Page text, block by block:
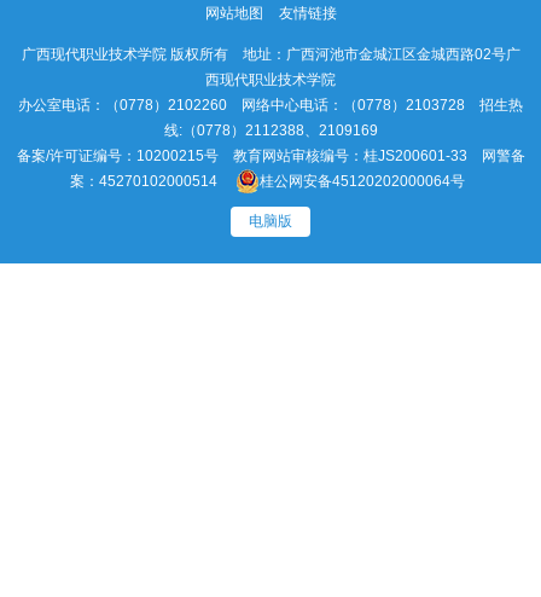
网站地图 友情链接
广西现代职业技术学院 版权所有 地址：广西河池市金城江区金城西路02号广
西现代职业技术学院
办公室电话：（0778）2102260 网络中心电话：（0778）2103728 招生热
线:（0778）2112388、2109169
备案/许可证编号：10200215号 教育网站审核编号：桂JS200601-33 网警备
案：45270102000514
桂公网安备45120202000064号
电脑版